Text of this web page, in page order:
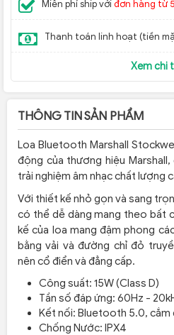
Miễn phí ship vớiđơn hàng từ
Thanh toán linh hoạt (tiền
Xem chi
THÔNG TIN SẢN PHẨM
Loa Bluetooth Marshall
động của thương hiệu
trải nghiệm âm nhạc chất lượng
Với thiết kế nhỏ gọn và sang
có thể dễ dàng mang theo bất
kế của loa mang đậm phong
bằng vải và đường chỉ đỏ
nên cổ điển và đẳng cấp.
Công suất: 15W (Class D)
Tần số đáp ứng: 60Hz -
Kết nối: Bluetooth 5.0, cắm
Chống Nước: IPX4